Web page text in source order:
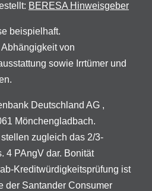
BERESA Hinweisgeber
beispielhaft.
von
sowie Irrtümer und
Deutschland AG ,
Mönchengladbach.
zugleich das 2/3-
4 PAngV dar. Bonität
Kreditwürdigkeitsprüfung ist
der Santander Consumer